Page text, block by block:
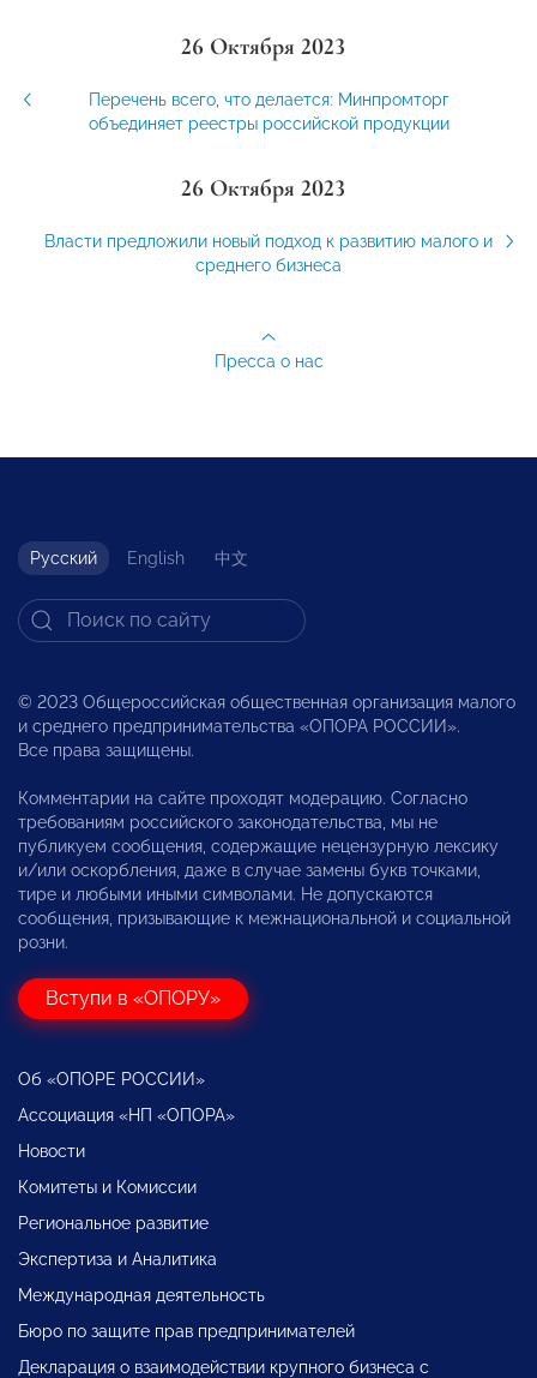
26 Октября 2023
Перечень всего, что делается: Минпромторг
объединяет реестры российской продукции
26 Октября 2023
Власти предложили новый подход к развитию малого и
среднего бизнеса
Пресса о нас
Русский English 中文
© 2023 Общероссийская общественная организация малого
и среднего предпринимательства «ОПОРА РОССИИ».
Все права защищены.
Комментарии на сайте проходят модерацию. Согласно
требованиям российского законодательства, мы не
публикуем сообщения, содержащие нецензурную лексику
и/или оскорбления, даже в случае замены букв точками,
тире и любыми иными символами. Не допускаются
сообщения, призывающие к межнациональной и социальной
розни.
Вступи в «ОПОРУ»
Об «ОПОРЕ РОССИИ»
Ассоциация «НП «ОПОРА»
Новости
Комитеты и Комиссии
Региональное развитие
Экспертиза и Аналитика
Международная деятельность
Бюро по защите прав предпринимателей
Декларация о взаимодействии крупного бизнеса с